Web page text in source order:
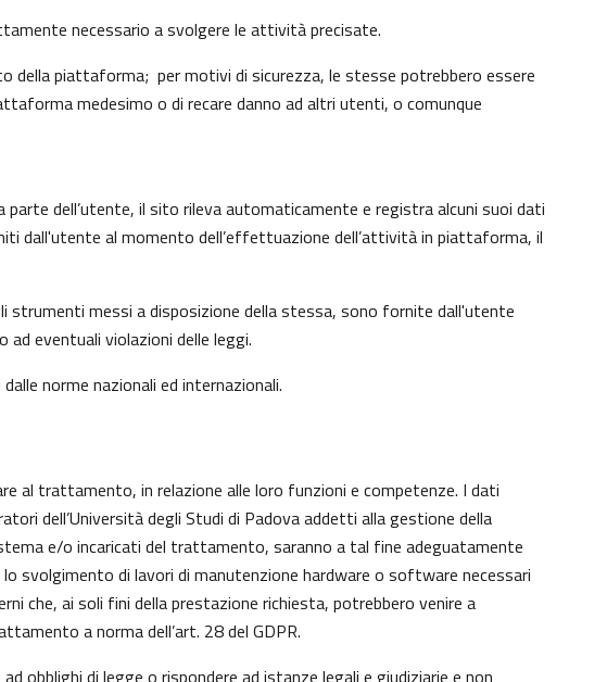
necessario a svolgere le attività precisate.
piattaforma; per motivi di sicurezza, le stesse potrebbero essere
medesimo o di recare danno ad altri utenti, o comunque
dell’utente, il sito rileva automaticamente e registra alcuni suoi dati
dall'utente al momento dell’effettuazione dell’attività in piattaforma, il
strumenti messi a disposizione della stessa, sono fornite dall'utente
eventuali violazioni delle leggi.
norme nazionali ed internazionali.
trattamento, in relazione alle loro funzioni e competenze. I dati
dell’Università degli Studi di Padova addetti alla gestione della
e/o incaricati del trattamento, saranno a tal fine adeguatamente
svolgimento di lavori di manutenzione hardware o software necessari
che, ai soli fini della prestazione richiesta, potrebbero venire a
a norma dell’art. 28 del GDPR.
obblighi di legge o rispondere ad istanze legali e giudiziarie e non